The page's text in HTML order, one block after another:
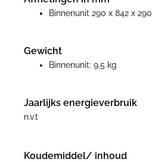
Binnenunit 290 x 842 x 290
Gewicht
Binnenunit: 9,5 kg
Jaarlijks energieverbruik
n.v.t
Koudemiddel/ inhoud